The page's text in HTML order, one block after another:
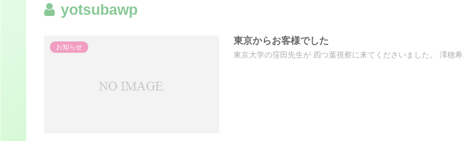
yotsubawp
お知らせ
東京からお客様でした
東京大学の窪田先生が 四つ葉視察に来てくださいました。 澤穂